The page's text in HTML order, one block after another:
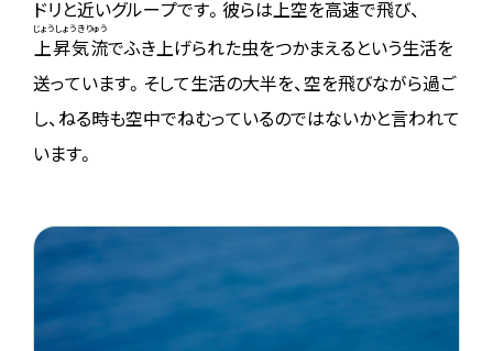
ドリと近いグループです。彼らは上空を高速で飛び、
上昇気流
じょうしょうきりゅう
でふき上げられた虫をつかまえるという生活を
送っています。そして生活の大半を、空を飛びながら過ご
し、ねる時も空中でねむっているのではないかと言われて
います。